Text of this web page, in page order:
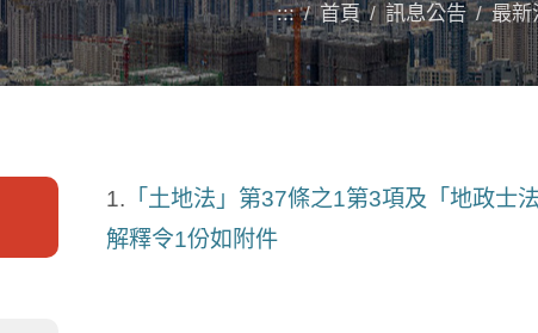
::: 首頁 訊息公告 最新
1. 「土地法」第37條之1第3項及「地政士
解釋令1份如附件